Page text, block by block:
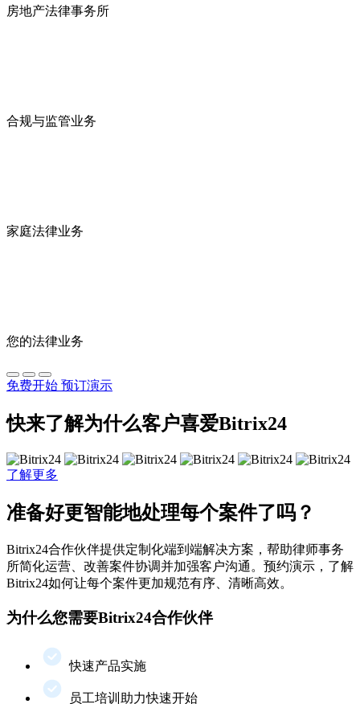
房地产法律事务所
合规与监管业务
家庭法律业务
您的法律业务
免费开始 预订演示
快来了解为什么客户喜爱Bitrix24
了解更多
准备好更智能地处理每个案件了吗？
Bitrix24合作伙伴提供定制化端到端解决方案，帮助律师事务
所简化运营、改善案件协调并加强客户沟通。预约演示，了解
Bitrix24如何让每个案件更加规范有序、清晰高效。
为什么您需要Bitrix24合作伙伴
快速产品实施
员工培训助力快速开始